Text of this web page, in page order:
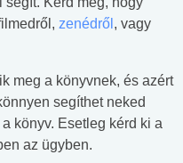
zenédről , vagy
meg a könyvnek, és azért
segíthet neked
könyv. Esetleg kérd ki a
az ügyben.